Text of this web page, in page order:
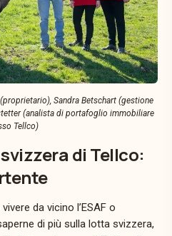
Sandra Betschart (gestione
(analista di portafoglio immobiliare
Tellco)
di Tellco:
da vicino l’ESAF o
di più sulla lotta svizzera,